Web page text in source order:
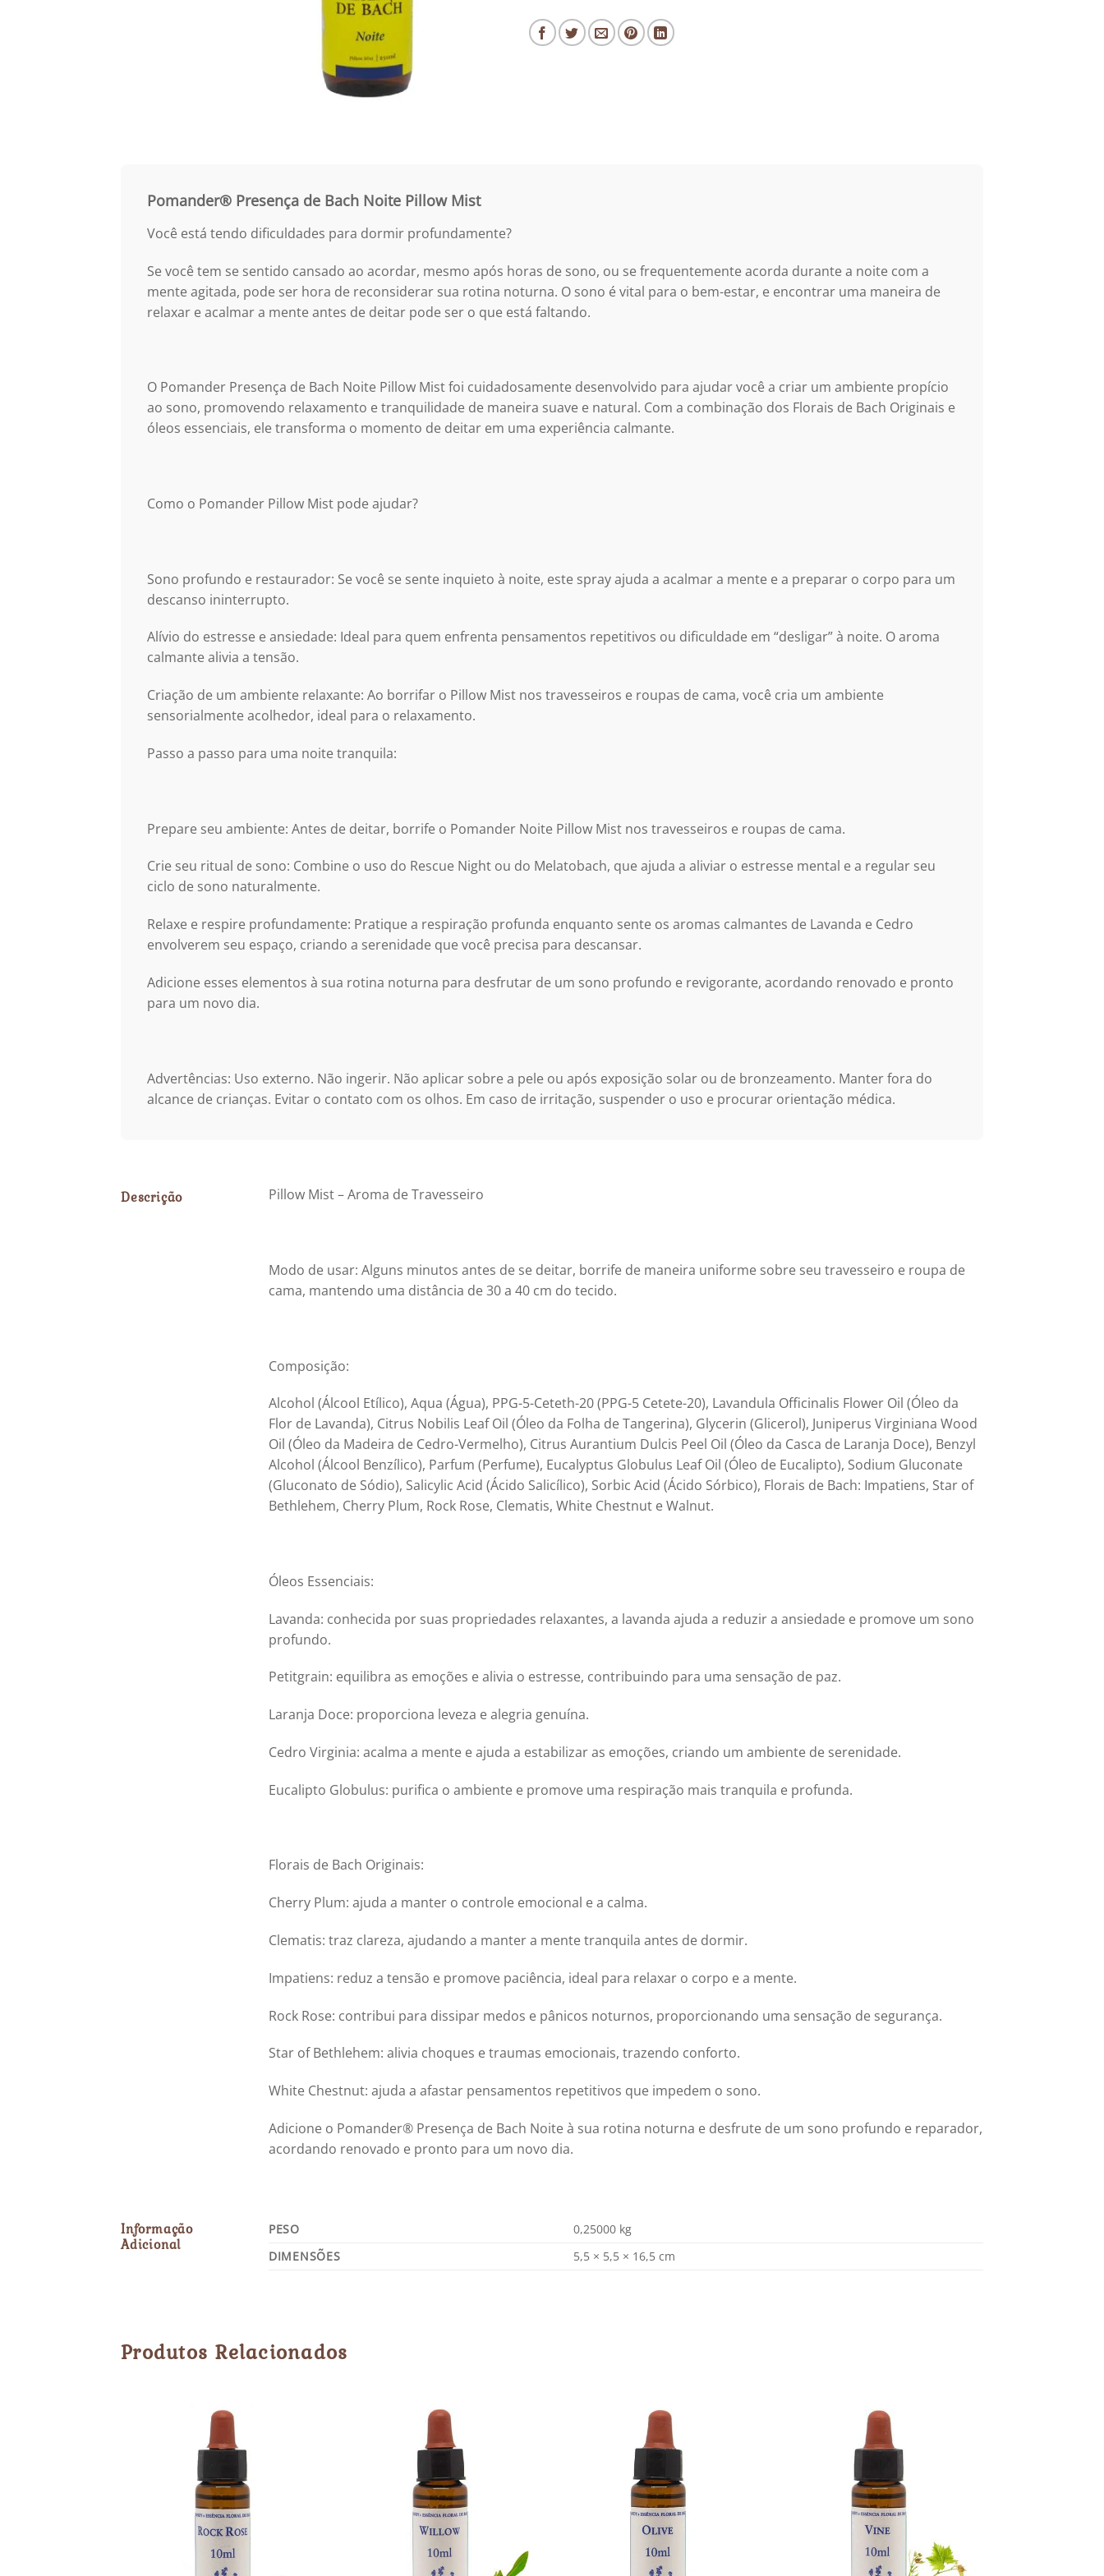
Pomander® Presença de Bach Noite Pillow Mist
Você está tendo dificuldades para dormir profundamente?
Se você tem se sentido cansado ao acordar, mesmo após horas de sono, ou se frequentemente acorda durante a noite com a
mente agitada, pode ser hora de reconsiderar sua rotina noturna. O sono é vital para o bem-estar, e encontrar uma maneira de
relaxar e acalmar a mente antes de deitar pode ser o que está faltando.
O Pomander Presença de Bach Noite Pillow Mist foi cuidadosamente desenvolvido para ajudar você a criar um ambiente propício
ao sono, promovendo relaxamento e tranquilidade de maneira suave e natural. Com a combinação dos Florais de Bach Originais e
óleos essenciais, ele transforma o momento de deitar em uma experiência calmante.
Como o Pomander Pillow Mist pode ajudar?
Sono profundo e restaurador: Se você se sente inquieto à noite, este spray ajuda a acalmar a mente e a preparar o corpo para um
descanso ininterrupto.
Alívio do estresse e ansiedade: Ideal para quem enfrenta pensamentos repetitivos ou dificuldade em “desligar” à noite. O aroma
calmante alivia a tensão.
Criação de um ambiente relaxante: Ao borrifar o Pillow Mist nos travesseiros e roupas de cama, você cria um ambiente
sensorialmente acolhedor, ideal para o relaxamento.
Passo a passo para uma noite tranquila:
Prepare seu ambiente: Antes de deitar, borrife o Pomander Noite Pillow Mist nos travesseiros e roupas de cama.
Crie seu ritual de sono: Combine o uso do Rescue Night ou do Melatobach, que ajuda a aliviar o estresse mental e a regular seu
ciclo de sono naturalmente.
Relaxe e respire profundamente: Pratique a respiração profunda enquanto sente os aromas calmantes de Lavanda e Cedro
envolverem seu espaço, criando a serenidade que você precisa para descansar.
Adicione esses elementos à sua rotina noturna para desfrutar de um sono profundo e revigorante, acordando renovado e pronto
para um novo dia.
Advertências: Uso externo. Não ingerir. Não aplicar sobre a pele ou após exposição solar ou de bronzeamento. Manter fora do
alcance de crianças. Evitar o contato com os olhos. Em caso de irritação, suspender o uso e procurar orientação médica.
Descrição Pillow Mist – Aroma de Travesseiro
Modo de usar: Alguns minutos antes de se deitar, borrife de maneira uniforme sobre seu travesseiro e roupa de
cama, mantendo uma distância de 30 a 40 cm do tecido.
Composição:
Alcohol (Álcool Etílico), Aqua (Água), PPG-5-Ceteth-20 (PPG-5 Cetete-20), Lavandula Officinalis Flower Oil (Óleo da
Flor de Lavanda), Citrus Nobilis Leaf Oil (Óleo da Folha de Tangerina), Glycerin (Glicerol), Juniperus Virginiana Wood
Oil (Óleo da Madeira de Cedro-Vermelho), Citrus Aurantium Dulcis Peel Oil (Óleo da Casca de Laranja Doce), Benzyl
Alcohol (Álcool Benzílico), Parfum (Perfume), Eucalyptus Globulus Leaf Oil (Óleo de Eucalipto), Sodium Gluconate
(Gluconato de Sódio), Salicylic Acid (Ácido Salicílico), Sorbic Acid (Ácido Sórbico), Florais de Bach: Impatiens, Star of
Bethlehem, Cherry Plum, Rock Rose, Clematis, White Chestnut e Walnut.
Óleos Essenciais:
Lavanda: conhecida por suas propriedades relaxantes, a lavanda ajuda a reduzir a ansiedade e promove um sono
profundo.
Petitgrain: equilibra as emoções e alivia o estresse, contribuindo para uma sensação de paz.
Laranja Doce: proporciona leveza e alegria genuína.
Cedro Virginia: acalma a mente e ajuda a estabilizar as emoções, criando um ambiente de serenidade.
Eucalipto Globulus: purifica o ambiente e promove uma respiração mais tranquila e profunda.
Florais de Bach Originais:
Cherry Plum: ajuda a manter o controle emocional e a calma.
Clematis: traz clareza, ajudando a manter a mente tranquila antes de dormir.
Impatiens: reduz a tensão e promove paciência, ideal para relaxar o corpo e a mente.
Rock Rose: contribui para dissipar medos e pânicos noturnos, proporcionando uma sensação de segurança.
Star of Bethlehem: alivia choques e traumas emocionais, trazendo conforto.
White Chestnut: ajuda a afastar pensamentos repetitivos que impedem o sono.
Adicione o Pomander® Presença de Bach Noite à sua rotina noturna e desfrute de um sono profundo e reparador,
acordando renovado e pronto para um novo dia.
Informação
Adicional
PESO
0,25000 kg
DIMENSÕES
5,5 × 5,5 × 16,5 cm
Produtos Relacionados